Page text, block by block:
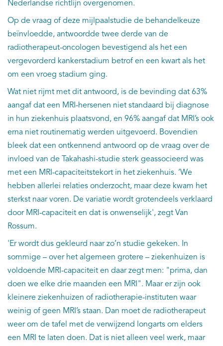
Nederlandse richtlijn overgenomen.
Op de vraag of deze mijlpaalstudie de behandelkeuze
beïnvloedde, antwoordde twee derde van de
radiotherapeut-oncologen bevestigend als het een
vergevorderd kankerstadium betrof en een kwart als het
om een vroeg stadium ging.
Wat niet rijmt met dit antwoord, is de bevinding dat 63%
aangaf dat een MRI-hersenen niet standaard bij diagnose
in hun ziekenhuis plaatsvond, en 96% aangaf dat MRI’s ook
erna niet routinematig werden uitgevoerd. Bovendien
bleek dat een ontkennend antwoord op de vraag over de
invloed van de Takahashi-studie sterk geassocieerd was
met een MRI-capaciteitstekort in het ziekenhuis. ‘We
hebben allerlei relaties onderzocht, maar deze kwam het
sterkst naar voren. De variatie wordt grotendeels verklaard
door MRI-capaciteit en dat is onwenselijk', zegt Van
Rossum.
'Er wordt dus gekleurd naar zo’n studie gekeken. In
sommige – over het algemeen grotere – ziekenhuizen is
voldoende MRI-capaciteit en daar zegt men: "prima, dan
doen we elke drie maanden een MRI". Maar er zijn ook
kleinere ziekenhuizen of radiotherapie-instituten waar
weinig of geen MRI’s staan. Dan moet de radiotherapeut
weer om de tafel met de verwijzend longarts om elders
een MRI te laten doen. Dat is niet alleen veel werk, maar